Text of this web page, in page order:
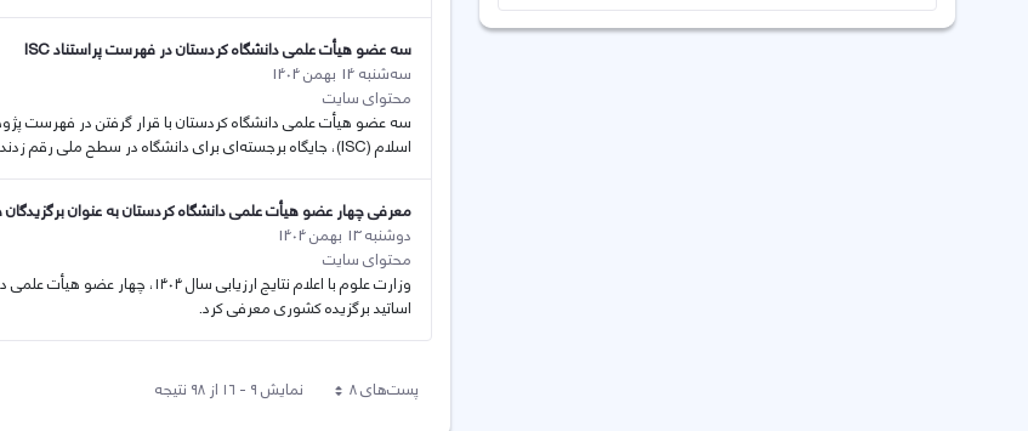
سه عضو هیأت علمی دانشگاە کردستان در فهرست پراستناد ISC
سه‌شنبه 14 بهمن 1404
محتوای سایت
اسلام (ISC)، جایگاه برجسته‌ای برای دانشگاه در سطح ملی رقم زدند.
معرفی چهار عضو هیأت علمی دانشگاە کردستان به عنوان
دوشنبه 13 بهمن 1404
محتوای سایت
وزارت علوم با اعلام نتایج
اساتید برگزیده کشوری معرفی کرد.
پست‌‌های 8هر صفحه نمایش ۹ - ۱۶ از ۹۸ نتیجه